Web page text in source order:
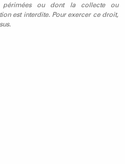
périmées ou dont la collecte ou
est interdite. Pour exercer ce droit,